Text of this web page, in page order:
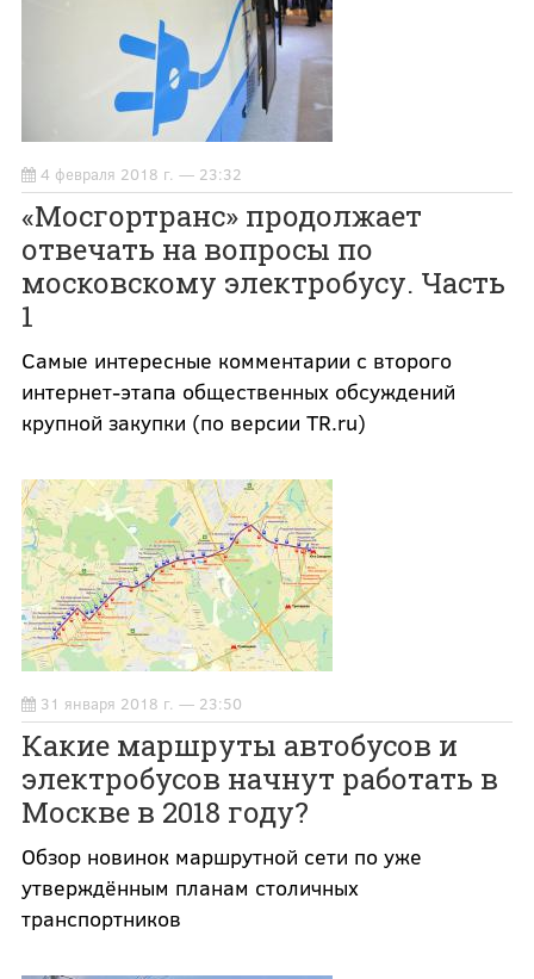
4 февраля 2018 г. — 23:32
«Мосгортранс» продолжает
отвечать на вопросы по
московскому электробусу. Часть
1
Самые интересные комментарии с второго
интернет-этапа общественных обсуждений
крупной закупки (по версии TR.ru)
31 января 2018 г. — 23:50
Какие маршруты автобусов и
электробусов начнут работать в
Москве в 2018 году?
Обзор новинок маршрутной сети по уже
утверждённым планам столичных
транспортников